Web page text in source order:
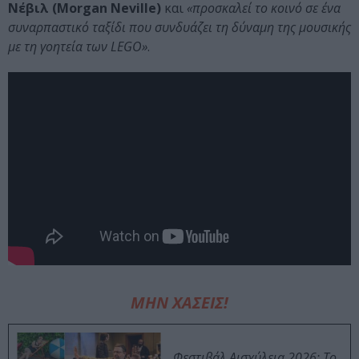
Νέβιλ (Morgan Neville) και «προσκαλεί το κοινό σε ένα
συναρπαστικό ταξίδι που συνδυάζει τη δύναμη της μουσικής
με τη γοητεία των LEGO».
ΜΗΝ ΧΑΣΕΙΣ!